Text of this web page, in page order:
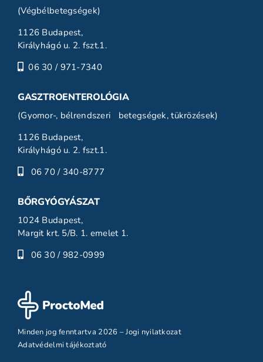
(Végbélbetegségek)
1126 Budapest,
Királyhágó u. 2. fszt.1.
06 30 / 971-7340
GASZTROENTEROLÓGIA
(Gyomor-, bélrendszeri betegségek, tükrözések)
1126 Budapest,
Királyhágó u. 2. fszt.1.
06 70 / 340-8777
BŐRGYÓGYÁSZAT
1024 Budapest,
Margit krt. 5/B. 1. emelet 1.
06 30 / 982-0999
Minden jog fenntartva 2026 –Jogi nyilatkozat
Adatvédelmi tájékoztató